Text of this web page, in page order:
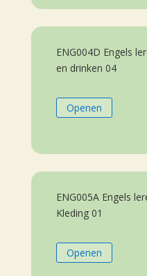
ENG004D Engels
en drinken 04
Openen
ENG005A Engels
Kleding 01
Openen